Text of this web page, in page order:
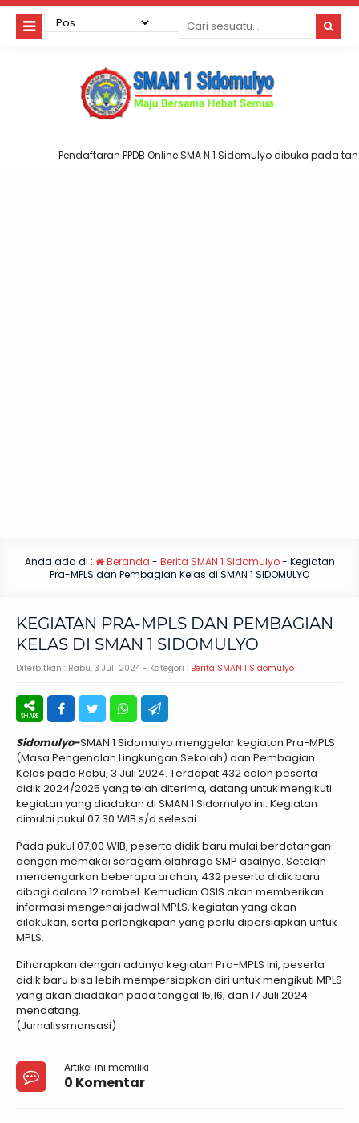
Pendaftaran PPDB Online SMA N 1 Sidomulyo dibuka pada
Anda ada di : Beranda - Berita SMAN 1 Sidomulyo- Kegiatan
Pra-MPLS dan Pembagian Kelas di SMAN 1 SIDOMULYO
KEGIATAN PRA-MPLS DAN PEMBAGIAN
KELAS DI SMAN 1 SIDOMULYO
Diterbitkan : Rabu, 3 Juli 2024 - Kategori : Berita SMAN 1 Sidomulyo
Sidomulyo-SMAN 1 Sidomulyo menggelar kegiatan Pra-MPLS
(Masa Pengenalan Lingkungan Sekolah) dan Pembagian
Kelas pada Rabu, 3 Juli 2024. Terdapat 432 calon peserta
didik 2024/2025 yang telah diterima, datang untuk mengikuti
kegiatan yang diadakan di SMAN 1 Sidomulyo ini. Kegiatan
dimulai pukul 07.30 WIB s/d selesai.
Pada pukul 07.00 WIB, peserta didik baru mulai berdatangan
dengan memakai seragam olahraga SMP asalnya. Setelah
mendengarkan beberapa arahan, 432 peserta didik baru
dibagi dalam 12 rombel. Kemudian OSIS akan memberikan
informasi mengenai jadwal MPLS, kegiatan yang akan
dilakukan, serta perlengkapan yang perlu dipersiapkan untuk
MPLS.
Diharapkan dengan adanya kegiatan Pra-MPLS ini, peserta
didik baru bisa lebih mempersiapkan diri untuk mengikuti MPLS
yang akan diadakan pada tanggal 15,16, dan 17 Juli 2024
mendatang.
(Jurnalissmansasi)
Artikel ini memiliki
0 Komentar